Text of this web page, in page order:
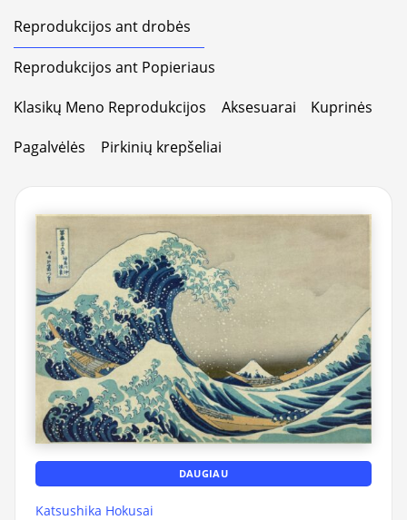
Reprodukcijos ant drobės
Reprodukcijos ant Popieriaus
Klasikų Meno Reprodukcijos
Aksesuarai
Kuprinės
Pagalvėlės
Pirkinių krepšeliai
DAUGIAU
Katsushika Hokusai